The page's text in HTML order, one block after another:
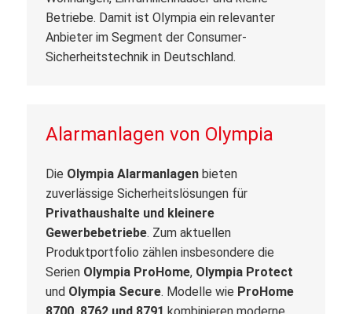
Betriebe. Damit ist Olympia ein relevanter
Anbieter im Segment der Consumer-
Sicherheitstechnik in Deutschland.
Alarmanlagen von Olympia
Die Olympia Alarmanlagen bieten
zuverlässige Sicherheitslösungen für
Privathaushalte und kleinere
Gewerbebetriebe. Zum aktuellen
Produktportfolio zählen insbesondere die
Serien Olympia ProHome, Olympia Protect
und Olympia Secure. Modelle wie ProHome
8700, 8762 und 8791 kombinieren moderne